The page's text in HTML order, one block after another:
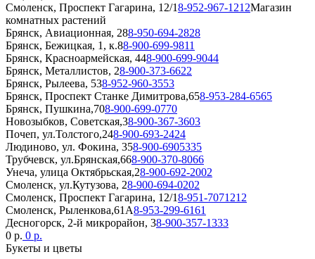
Смоленск, Проспект Гагарина, 12/18-952-967-1212Магазин
комнатных растений
Брянск, Авиационная, 288-950-694-2828
Брянск, Бежицкая, 1, к.88-900-699-9811
Брянск, Красноармейская, 448-900-699-9044
Брянск, Металлистов, 28-900-373-6622
Брянск, Рылеева, 538-952-960-3553
Брянск, Проспект Станке Димитрова,658-953-284-6565
Брянск, Пушкина,708-900-699-0770
Новозыбков, Советская,38-900-367-3603
Почеп, ул.Толстого,248-900-693-2424
Людиново, ул. Фокина, 358-900-6905335
Трубчевск, ул.Брянская,668-900-370-8066
Унеча, улица Октябрьская,28-900-692-2002
Смоленск, ул.Кутузова, 28-900-694-0202
Смоленск, Проспект Гагарина, 12/18-951-7071212
Смоленск, Рыленкова,61А8-953-299-6161
Десногорск, 2-й микрорайон, 38-900-357-1333
0 р. 0 р.
Букеты и цветы